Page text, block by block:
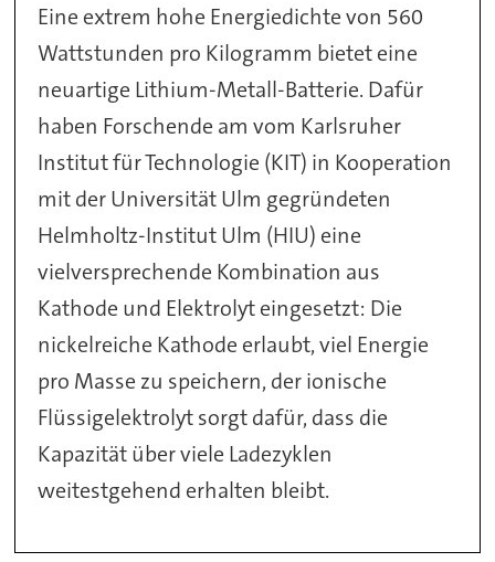
Eine extrem hohe Energiedichte von 560
Wattstunden pro Kilogramm bietet eine
neuartige Lithium-Metall-Batterie. Dafür
haben Forschende am vom Karlsruher
Institut für Technologie (KIT) in Kooperation
mit der Universität Ulm gegründeten
Helmholtz-Institut Ulm (HIU) eine
vielversprechende Kombination aus
Kathode und Elektrolyt eingesetzt: Die
nickelreiche Kathode erlaubt, viel Energie
pro Masse zu speichern, der ionische
Flüssigelektrolyt sorgt dafür, dass die
Kapazität über viele Ladezyklen
weitestgehend erhalten bleibt.